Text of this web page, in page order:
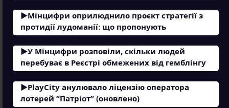
Мінцифри оприлюднило проєкт стратегії з
протидії лудоманії: що пропонують
У Мінцифри розповіли, скільки людей
перебуває в Реєстрі обмежених від гемблінгу
PlayCity анулювало ліцензію оператора
лотерей “Патріот” (оновлено)